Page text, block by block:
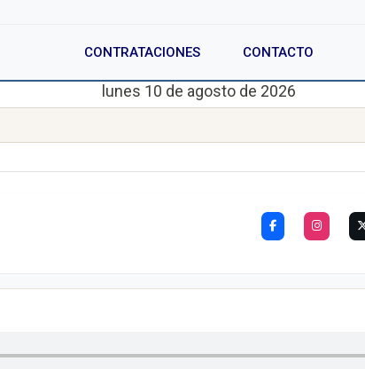
CONTRATACIONES CONTACTO
lunes 10 de agosto de 2026